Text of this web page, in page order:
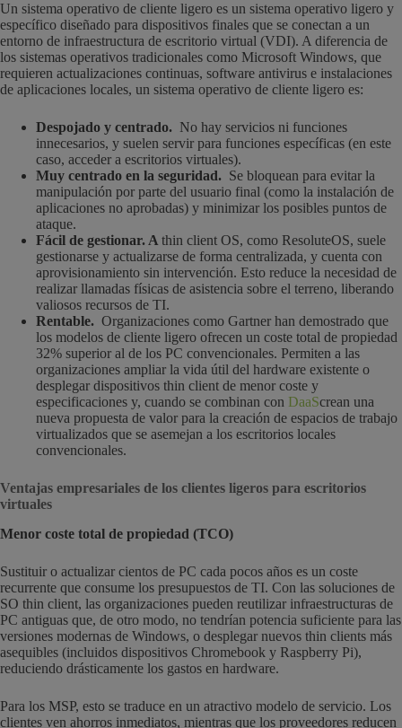
Un sistema operativo de cliente ligero es un sistema operativo ligero y
específico diseñado para dispositivos finales que se conectan a un
entorno de infraestructura de escritorio virtual (VDI). A diferencia de
los sistemas operativos tradicionales como Microsoft Windows, que
requieren actualizaciones continuas, software antivirus e instalaciones
de aplicaciones locales, un sistema operativo de cliente ligero es:
Despojado y centrado. No hay servicios ni funciones
innecesarios, y suelen servir para funciones específicas (en este
caso, acceder a escritorios virtuales).
Muy centrado en la seguridad. Se bloquean para evitar la
manipulación por parte del usuario final (como la instalación de
aplicaciones no aprobadas) y minimizar los posibles puntos de
ataque.
Fácil de gestionar. A thin client OS, como ResoluteOS, suele
gestionarse y actualizarse de forma centralizada, y cuenta con
aprovisionamiento sin intervención. Esto reduce la necesidad de
realizar llamadas físicas de asistencia sobre el terreno, liberando
valiosos recursos de TI.
Rentable. Organizaciones como Gartner han demostrado que
los modelos de cliente ligero ofrecen un coste total de propiedad
32% superior al de los PC convencionales. Permiten a las
organizaciones ampliar la vida útil del hardware existente o
desplegar dispositivos thin client de menor coste y
especificaciones y, cuando se combinan con DaaScrean una
nueva propuesta de valor para la creación de espacios de trabajo
virtualizados que se asemejan a los escritorios locales
convencionales.
Ventajas empresariales de los clientes ligeros para escritorios
virtuales
Menor coste total de propiedad (TCO)
Sustituir o actualizar cientos de PC cada pocos años es un coste
recurrente que consume los presupuestos de TI. Con las soluciones de
SO thin client, las organizaciones pueden reutilizar infraestructuras de
PC antiguas que, de otro modo, no tendrían potencia suficiente para las
versiones modernas de Windows, o desplegar nuevos thin clients más
asequibles (incluidos dispositivos Chromebook y Raspberry Pi),
reduciendo drásticamente los gastos en hardware.
Para los MSP, esto se traduce en un atractivo modelo de servicio. Los
clientes ven ahorros inmediatos, mientras que los proveedores reducen